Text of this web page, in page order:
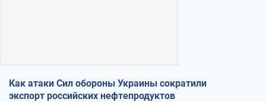
Как атаки Сил обороны Украины сократили
экспорт российских нефтепродуктов